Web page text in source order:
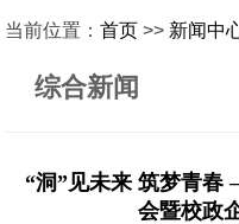
当前位置：首页 >> 新闻中
综合新闻
“洞”见未来 筑梦青
会暨校政